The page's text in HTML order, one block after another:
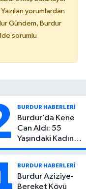
yorumlardan
Gündem, Burdur
sorumlu
BURDUR HABERLERİ
Burdur’da Kene
Can Aldı: 55
Yaşındaki Kadın
Hayatını Kaybetti
BURDUR HABERLERİ
Burdur Aziziye-
Bereket Köyü